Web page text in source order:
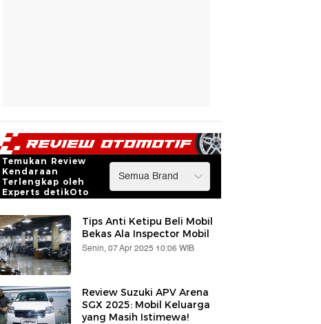
Temukan Review
Kendaraan
Terlengkap oleh
Experts detikOto
Tips Anti Ketipu Beli Mobil
Bekas Ala Inspector Mobil
Senin, 07 Apr 2025 10:06 WIB
Review Suzuki APV Arena
SGX 2025: Mobil Keluarga
yang Masih Istimewa!